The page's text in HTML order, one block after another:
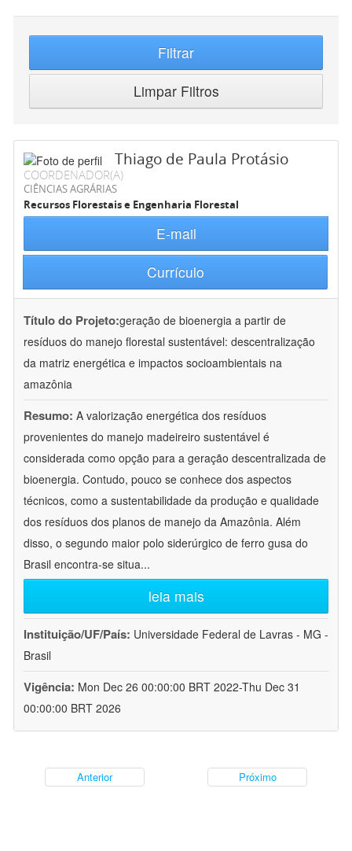
Filtrar
Limpar Filtros
Thiago de Paula Protásio
COORDENADOR(A)
CIÊNCIAS AGRÁRIAS
Recursos Florestais e Engenharia Florestal
E-mail
Currículo
Título do Projeto:geração de bioenergia a partir de
resíduos do manejo florestal sustentável: descentralização
da matriz energética e impactos socioambientais na
amazônia
Resumo: A valorização energética dos resíduos
provenientes do manejo madeireiro sustentável é
considerada como opção para a geração descentralizada de
bioenergia. Contudo, pouco se conhece dos aspectos
técnicos, como a sustentabilidade da produção e qualidade
dos resíduos dos planos de manejo da Amazônia. Além
disso, o segundo maior polo siderúrgico de ferro gusa do
Brasil encontra-se situa...
leia mais
Instituição/UF/País: Universidade Federal de Lavras - MG -
Brasil
Vigência: Mon Dec 26 00:00:00 BRT 2022-Thu Dec 31
00:00:00 BRT 2026
Anterior Próximo